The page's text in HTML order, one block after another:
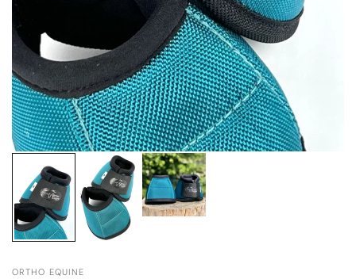
ORTHO EQUINE